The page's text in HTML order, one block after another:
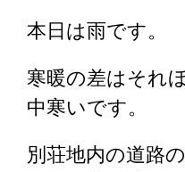
本日は雨です。
寒暖の差はそれ
中寒いです。
別荘地内の道路